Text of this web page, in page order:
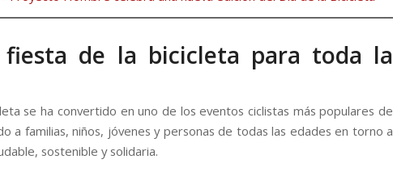
de la bicicleta para toda la
se ha convertido en uno de los eventos ciclistas más populares de
a familias, niños, jóvenes y personas de todas las edades en torno a
sostenible y solidaria.